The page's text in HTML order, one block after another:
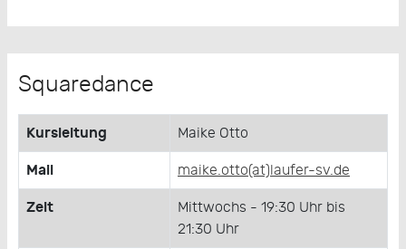
Squaredance
Kursleitung Maike Otto
Mail maike.otto(at)laufer-sv.de
Zeit
Mittwochs - 19:30 Uhr bis
21:30 Uhr